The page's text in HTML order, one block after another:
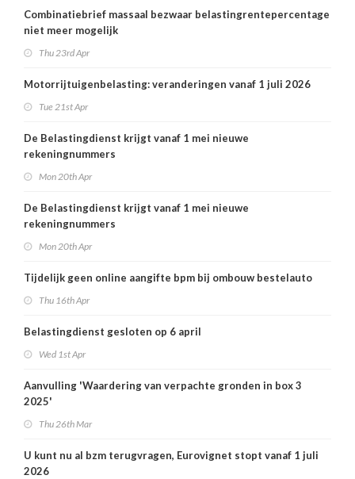
Combinatiebrief massaal bezwaar belastingrentepercentage
niet meer mogelijk
Thu 23rd Apr
Motorrijtuigenbelasting: veranderingen vanaf 1 juli 2026
Tue 21st Apr
De Belastingdienst krijgt vanaf 1 mei nieuwe
rekeningnummers
Mon 20th Apr
De Belastingdienst krijgt vanaf 1 mei nieuwe
rekeningnummers
Mon 20th Apr
Tijdelijk geen online aangifte bpm bij ombouw bestelauto
Thu 16th Apr
Belastingdienst gesloten op 6 april
Wed 1st Apr
Aanvulling 'Waardering van verpachte gronden in box 3
2025'
Thu 26th Mar
U kunt nu al bzm terugvragen, Eurovignet stopt vanaf 1 juli
2026